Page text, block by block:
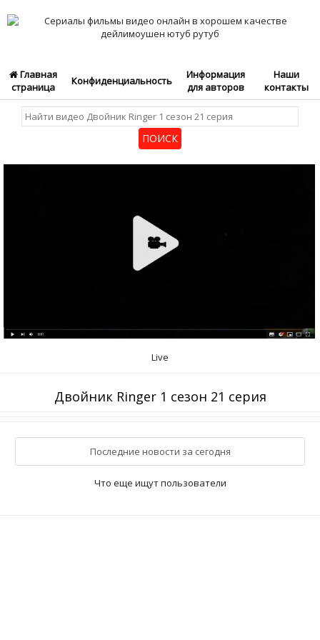
Главная
страница
Конфиденциальность
Информация
для авторов
Наши
контакты
Live
Двойник Ringer 1 сезон 21 серия
Последние новости за сегодня
Что еще ищут пользователи